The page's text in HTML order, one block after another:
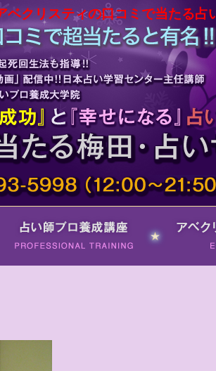
クリスティの口コミで当たる占